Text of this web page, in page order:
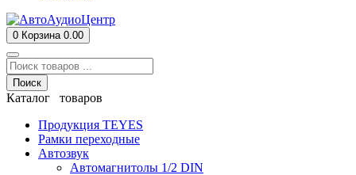
0 Корзина 0.00
Поиск
Каталог товаров
Продукция TEYES
Рамки переходные
Автозвук
Автомагнитолы 1/2 DIN